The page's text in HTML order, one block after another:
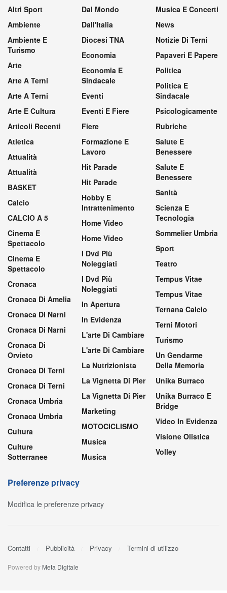
Altri Sport
Ambiente
Ambiente E
Turismo
Arte
Arte A Terni
Arte A Terni
Arte E Cultura
Articoli Recenti
Atletica
Attualità
Attualità
BASKET
Calcio
CALCIO A 5
Cinema E
Spettacolo
Cinema E
Spettacolo
Cronaca
Cronaca Di Amelia
Cronaca Di Narni
Cronaca Di Narni
Cronaca Di
Orvieto
Cronaca Di Terni
Cronaca Di Terni
Cronaca Umbria
Cronaca Umbria
Cultura
Culture
Sotterranee
Dal Mondo
Dall'Italia
Diocesi TNA
Economia
Economia E
Sindacale
Eventi
Eventi E Fiere
Fiere
Formazione E
Lavoro
Hit Parade
Hit Parade
Hobby E
Intrattenimento
Home Video
Home Video
I Dvd Più
Noleggiati
I Dvd Più
Noleggiati
In Apertura
In Evidenza
L'arte Di Cambiare
L'arte Di Cambiare
La Nutrizionista
La Vignetta Di Pier
La Vignetta Di Pier
Marketing
MOTOCICLISMO
Musica
Musica
Musica E Concerti
News
Notizie Di Terni
Papaveri E Papere
Politica
Politica E
Sindacale
Psicologicamente
Rubriche
Salute E
Benessere
Salute E
Benessere
Sanità
Scienza E
Tecnologia
Sommelier Umbria
Sport
Teatro
Tempus Vitae
Tempus Vitae
Ternana Calcio
Terni Motori
Turismo
Un Gendarme
Della Memoria
Unika Burraco
Unika Burraco E
Bridge
Video In Evidenza
Visione Olistica
Volley
Preferenze privacy
Modifica le preferenze privacy
Contatti Pubblicità Privacy Termini di utilizzo
Powered by Meta Digitale